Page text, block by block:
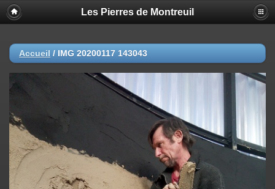
Les Pierres de Montreuil
Accueil / IMG 20200117 143043